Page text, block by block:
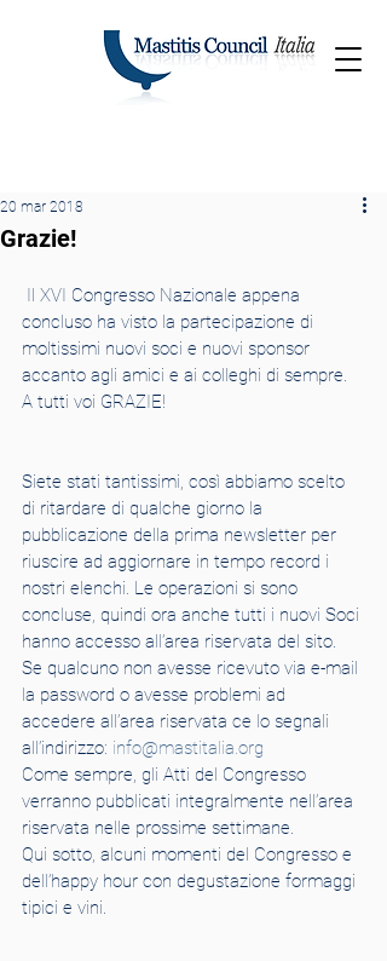
Grazie!
20 mar 2018
concluso ha visto la partecipazione di
moltissimi nuovi soci e nuovi sponsor
accanto agli amici e ai colleghi di sempre.
A tutti voi GRAZIE!
Siete stati tantissimi, così abbiamo scelto
di ritardare di qualche giorno la
pubblicazione della prima newsletter per
riuscire ad aggiornare in tempo record i
nostri elenchi. Le operazioni si sono
concluse, quindi ora anche tutti i nuovi Soci
hanno accesso all’area riservata del sito.
Se qualcuno non avesse ricevuto via e-mail
la password o avesse problemi ad
accedere all’area riservata ce lo segnali
all’indirizzo: info@mastitalia.org
Come sempre, gli Atti del Congresso
verranno pubblicati integralmente nell’area
riservata nelle prossime settimane.
Qui sotto, alcuni momenti del Congresso e
dell’happy hour con degustazione formaggi
tipici e vini.